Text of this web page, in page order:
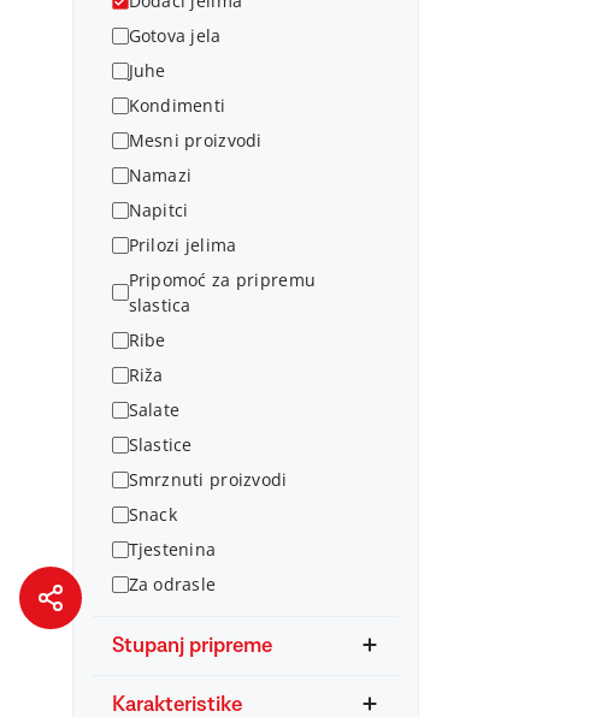
Gotova jela
Juhe
Kondimenti
Mesni proizvodi
Namazi
Napitci
Prilozi jelima
Pripomoć za pripremu
slastica
Ribe
Riža
Salate
Slastice
Smrznuti proizvodi
Snack
Tjestenina
Za odrasle
Stupanj pripreme
Karakteristike